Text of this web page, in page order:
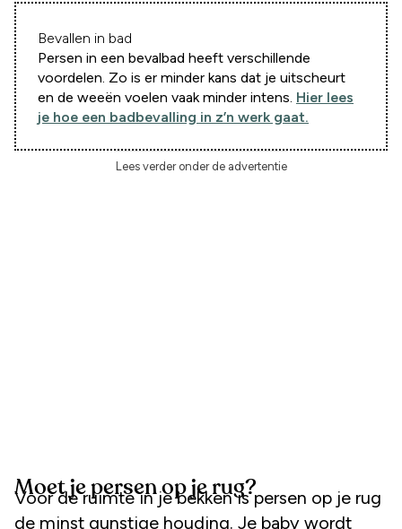
Bevallen in bad
Persen in een bevalbad heeft verschillende
voordelen. Zo is er minder kans dat je uitscheurt
en de weeën voelen vaak minder intens. Hier lees
je hoe een badbevalling in z’n werk gaat.
Lees verder onder de advertentie
Moet je persen op je rug?
Voor de ruimte in je bekken is persen op je rug
de minst gunstige houding. Je baby wordt